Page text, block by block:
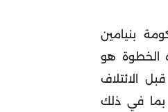
بنيامين
الخطوة هو
الائتلاف
بما في ذلك